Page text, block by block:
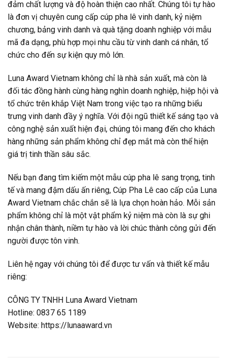
đảm chất lượng và độ hoàn thiện cao nhất. Chúng tôi tự hào
là đơn vị chuyên cung cấp cúp pha lê vinh danh, kỷ niệm
chương, bảng vinh danh và quà tặng doanh nghiệp với mẫu
mã đa dạng, phù hợp mọi nhu cầu từ vinh danh cá nhân, tổ
chức cho đến sự kiện quy mô lớn.
Luna Award Vietnam không chỉ là nhà sản xuất, mà còn là
đối tác đồng hành cùng hàng nghìn doanh nghiệp, hiệp hội và
tổ chức trên khắp Việt Nam trong việc tạo ra những biểu
trưng vinh danh đầy ý nghĩa. Với đội ngũ thiết kế sáng tạo và
công nghệ sản xuất hiện đại, chúng tôi mang đến cho khách
hàng những sản phẩm không chỉ đẹp mắt mà còn thể hiện
giá trị tinh thần sâu sắc.
Nếu bạn đang tìm kiếm một mẫu cúp pha lê sang trọng, tinh
tế và mang đậm dấu ấn riêng, Cúp Pha Lê cao cấp của Luna
Award Vietnam chắc chắn sẽ là lựa chọn hoàn hảo. Mỗi sản
phẩm không chỉ là một vật phẩm kỷ niệm mà còn là sự ghi
nhận chân thành, niềm tự hào và lời chúc thành công gửi đến
người được tôn vinh.
Liên hệ ngay với chúng tôi để được tư vấn và thiết kế mẫu
riêng:
CÔNG TY TNHH Luna Award Vietnam
Hotline: 0837 65 1189
Website: https://lunaaward.vn